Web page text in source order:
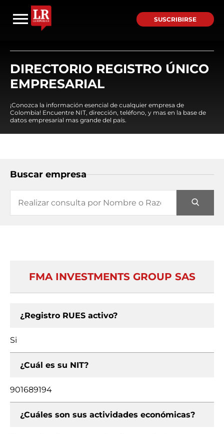
SUSCRIBIRSE
DIRECTORIO REGISTRO ÚNICO
EMPRESARIAL
¡Conozca la información esencial de cualquier empresa de
Colombia! Encuentre NIT, dirección, teléfono, y mas en la base de
datos empresarial mas grande del país.
Buscar empresa
FMA INVESTMENTS GROUP SAS
¿Registro RUES activo?
Si
¿Cuál es su NIT?
901689194
¿Cuáles son sus actividades económicas?